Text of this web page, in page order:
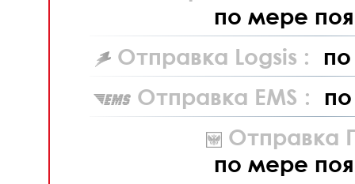
по мере
Отправка Logsis :
Отправка EMS :
Отправка
по мере